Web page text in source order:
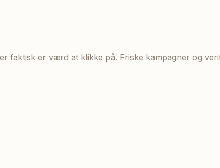
faktisk er værd at klikke på. Friske kampagner og